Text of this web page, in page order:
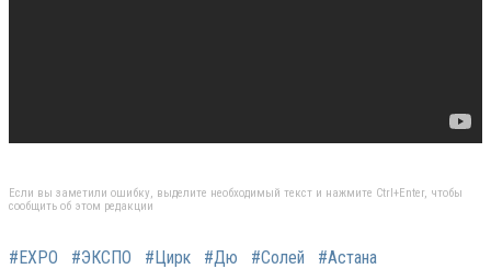
Если вы заметили ошибку, выделите необходимый текст и нажмите Ctrl+Enter, чтобы
сообщить об этом редакции
#EXPO #ЭКСПО #Цирк #Дю #Солей #Астана